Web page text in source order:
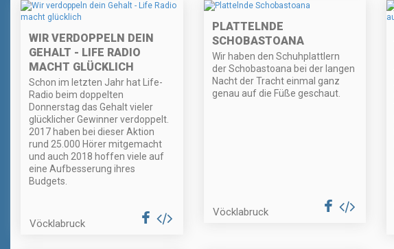
WIR VERDOPPELN DEIN
GEHALT - LIFE RADIO
MACHT GLÜCKLICH
Schon im letzten Jahr hat Life-
Radio beim doppelten
Donnerstag das Gehalt vieler
glücklicher Gewinner verdoppelt.
2017 haben bei dieser Aktion
rund 25.000 Hörer mitgemacht
und auch 2018 hoffen viele auf
eine Aufbesserung ihres
Budgets.
Vöcklabruck
PLATTELNDE
SCHOBASTOANA
Wir haben den Schuhplattlern
der Schobastoana bei der langen
Nacht der Tracht einmal ganz
genau auf die Füße geschaut.
Vöcklabruck